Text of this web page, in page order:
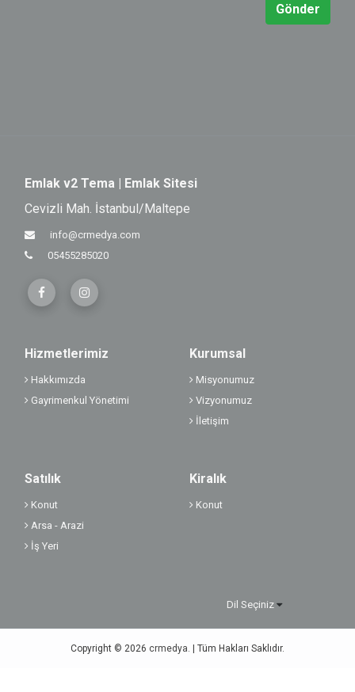
Gönder
Emlak v2 Tema | Emlak Sitesi
Cevizli Mah. İstanbul/Maltepe
info@crmedya.com
05455285020
Hizmetlerimiz
Hakkımızda
Gayrimenkul Yönetimi
Kurumsal
Misyonumuz
Vizyonumuz
İletişim
Satılık
Konut
Arsa - Arazi
İş Yeri
Kiralık
Konut
Dil Seçiniz
Copyright © 2026 crmedya. | Tüm Hakları Saklıdır.